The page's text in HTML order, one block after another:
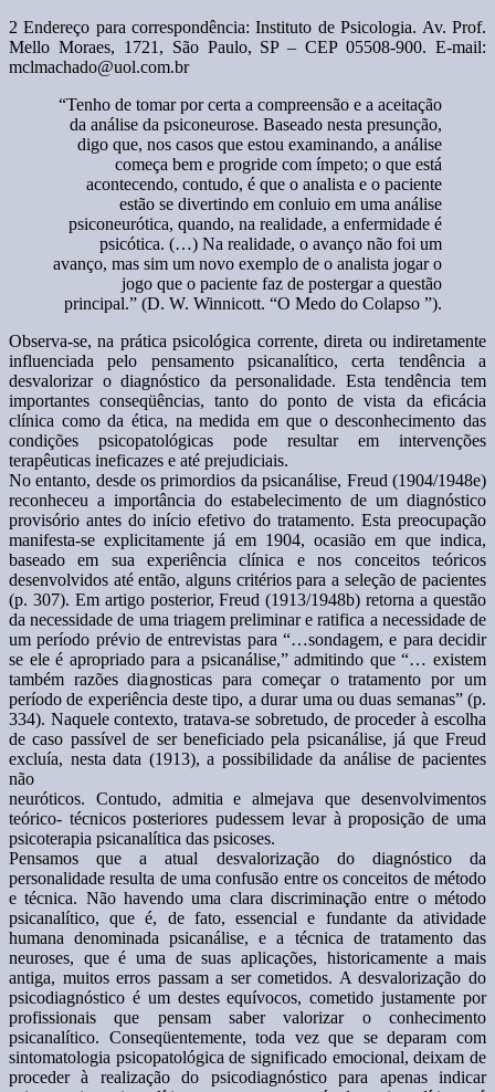
2 Endereço para correspondência: Instituto de Psicologia. Av. Prof.
Mello Moraes, 1721, São Paulo, SP – CEP 05508-900. E-mail:
mclmachado@uol.com.br
“Tenho de tomar por certa a compreensão e a aceitação
da análise da psiconeurose. Baseado nesta presunção,
digo que, nos casos que estou examinando, a análise
começa bem e progride com ímpeto; o que está
acontecendo, contudo, é que o analista e o paciente
estão se divertindo em conluio em uma análise
psiconeurótica, quando, na realidade, a enfermidade é
psicótica. (…) Na realidade, o avanço não foi um
avanço, mas sim um novo exemplo de o analista jogar o
jogo que o paciente faz de postergar a questão
principal.” (D. W. Winnicott. “O Medo do Colapso ”).
Observa-se, na prática psicológica corrente, direta ou indiretamente
influenciada pelo pensamento psicanalítico, certa tendência a
desvalorizar o diagnóstico da personalidade. Esta tendência tem
importantes conseqüências, tanto do ponto de vista da eficácia
clínica como da ética, na medida em que o desconhecimento das
condições psicopatológicas pode resultar em intervenções
terapêuticas ineficazes e até prejudiciais.
No entanto, desde os primordios da psicanálise, Freud (1904/1948e)
reconheceu a importância do estabelecimento de um diagnóstico
provisório antes do início efetivo do tratamento. Esta preocupação
manifesta-se explicitamente já em 1904, ocasião em que indica,
baseado em sua experiência clínica e nos conceitos teóricos
desenvolvidos até então, alguns critérios para a seleção de pacientes
(p. 307). Em artigo posterior, Freud (1913/1948b) retorna a questão
da necessidade de uma triagem preliminar e ratifica a necessidade de
um período prévio de entrevistas para “…sondagem, e para decidir
se ele é apropriado para a psicanálise,” admitindo que “… existem
também razões diagnosticas para começar o tratamento por um
período de experiência deste tipo, a durar uma ou duas semanas” (p.
334). Naquele contexto, tratava-se sobretudo, de proceder à escolha
de caso passível de ser beneficiado pela psicanálise, já que Freud
excluía, nesta data (1913), a possibilidade da análise de pacientes
não
neuróticos. Contudo, admitia e almejava que desenvolvimentos
teórico- técnicos posteriores pudessem levar à proposição de uma
psicoterapia psicanalítica das psicoses.
Pensamos que a atual desvalorização do diagnóstico da
personalidade resulta de uma confusão entre os conceitos de método
e técnica. Não havendo uma clara discriminação entre o método
psicanalítico, que é, de fato, essencial e fundante da atividade
humana denominada psicanálise, e a técnica de tratamento das
neuroses, que é uma de suas aplicações, historicamente a mais
antiga, muitos erros passam a ser cometidos. A desvalorização do
psicodiagnóstico é um destes equívocos, cometido justamente por
profissionais que pensam saber valorizar o conhecimento
psicanalítico. Conseqüentemente, toda vez que se deparam com
sintomatologia psicopatológica de significado emocional, deixam de
proceder à realização do psicodiagnóstico para apenas indicar